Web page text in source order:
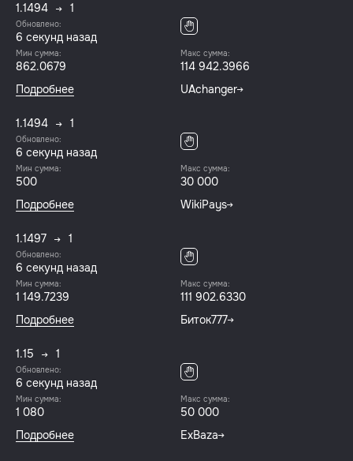
1.1494 1
Обновлено:
6 секунд назад
Мин сумма:
862.0679
Макс сумма:
114 942.3966
Подробнее
UAchanger
1.1494 1
Обновлено:
6 секунд назад
Мин сумма:
500
Макс сумма:
30 000
Подробнее
WikiPays
1.1497 1
Обновлено:
6 секунд назад
Мин сумма:
1 149.7239
Макс сумма:
111 902.6330
Подробнее
Биток777
1.15 1
Обновлено:
6 секунд назад
Мин сумма:
1 080
Макс сумма:
50 000
Подробнее
ExBaza